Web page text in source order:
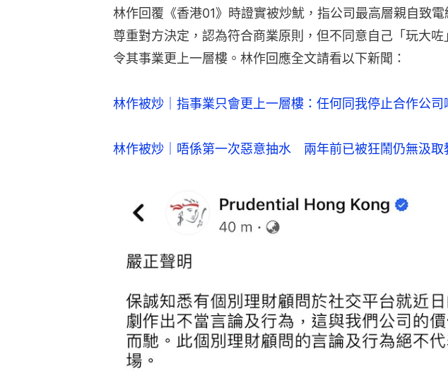
林作回覆《香港01》時證實被炒魷，指公司最高層親自致
尊重對方決定，認為符合商業原則，但不同意自己「玩大咗
令其事業更上一層樓。林作回應全文請看以下新聞：
林作被炒｜指事業只會更上一層樓：任何同我停止合作公司
林作被炒｜唔係第一次惡意抽水　兩年前已被狂鬧仍無汲取